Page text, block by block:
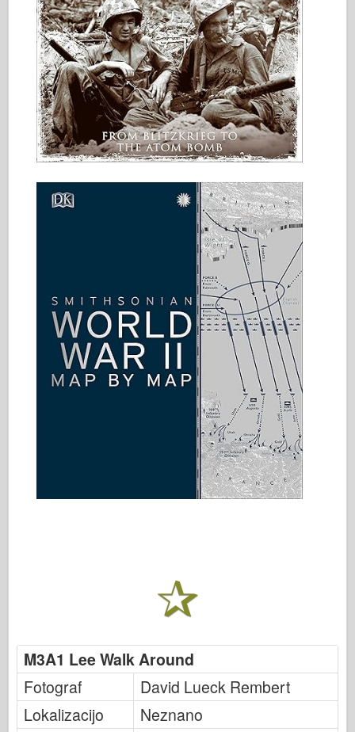
M3A1 Lee Walk Around
Fotograf
David Lueck Rembert
Lokalizacijo
Neznano